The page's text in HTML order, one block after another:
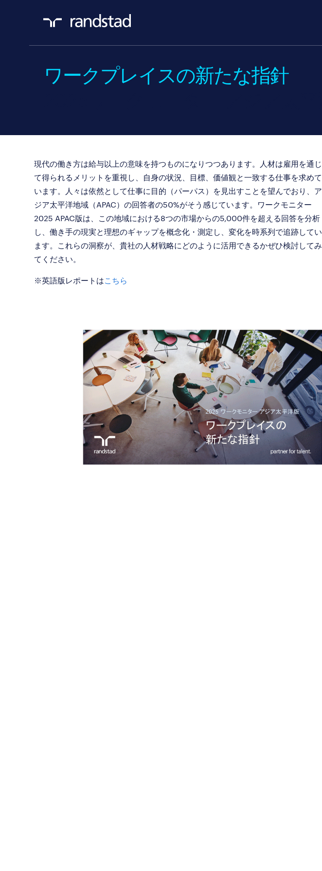
ワークプレイスの新たな指針
現代の働き方は給与以上の意味を持つものになりつつあります。人材は雇用を通じ
て得られるメリットを重視し、自身の状況、目標、価値観と一致する仕事を求めて
います。人々は依然として仕事に目的（パーパス）を見出すことを望んでおり、ア
ジア太平洋地域（APAC）の回答者の50%がそう感じています。ワークモニター
2025 APAC版は、この地域における8つの市場からの5,000件を超える回答を分析
し、働き手の現実と理想のギャップを概念化・測定し、変化を時系列で追跡してい
ます。これらの洞察が、貴社の人材戦略にどのように活用できるかぜひ検討してみ
てください。
※英語版レポートはこちら